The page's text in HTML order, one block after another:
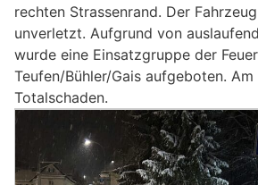
rechten Strassenrand. Der
unverletzt. Aufgrund von
wurde eine Einsatzgruppe der
Teufen/Bühler/Gais aufgeboten.
Totalschaden.